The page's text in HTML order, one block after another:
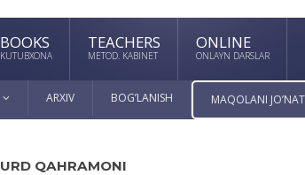
BOOKS
KUTUBXONA
TEACHERS
METOD. KABINET
ONLINE
ONLAYN DARSLAR
ARXIV BOG’LANISH MAQOLANI
QAHRAMONI